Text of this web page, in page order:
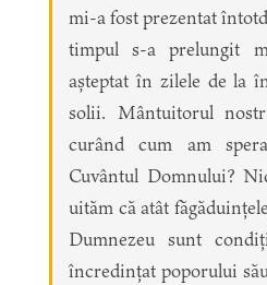
mi-a fost prezentat
timpul s-a prelungit
așteptat în zilele de la
solii. Mântuitorul
curând cum am
Cuvântul Domnului?
uităm că atât
Dumnezeu sunt
încredințat poporului